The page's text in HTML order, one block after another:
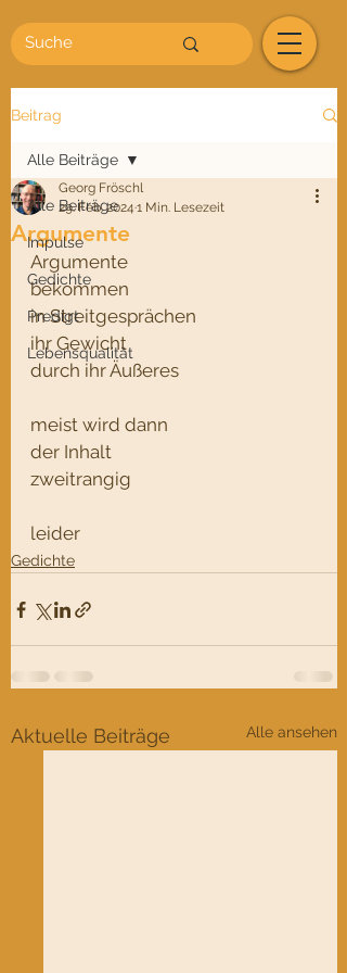
Beitrag
Alle Beiträge
Impulse
Gedichte
Predigt
Lebensqualität
Alle Beiträge
Argumente
Georg Fröschl
29. Feb. 2024 1 Min. Lesezeit
Argumente
bekommen
in Streitgesprächen
ihr Gewicht
durch ihr Äußeres
meist wird dann
der Inhalt
zweitrangig
leider
Gedichte
Aktuelle Beiträge Alle ansehen